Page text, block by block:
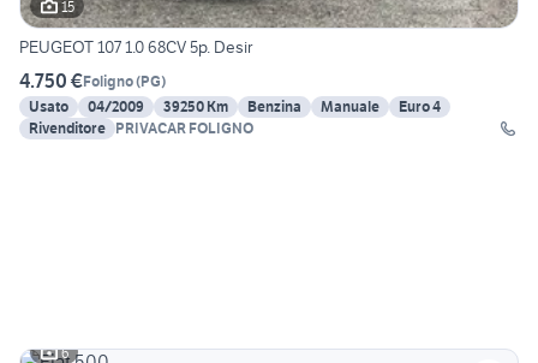
15
PEUGEOT 107 1.0 68CV 5p. Desir
4.750 €Foligno(PG)
Usato
04/2009 39250 Km Benzina Manuale
Euro 4
Rivenditore PRIVACAR FOLIGNO
6